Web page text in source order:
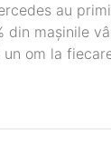
au
din mașinile
om la